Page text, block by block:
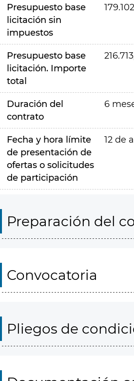
Presupuesto base
licitación sin
impuestos
Presupuesto base
licitación. Importe
total
Duración del
contrato
6
Fecha y hora límite
de presentación de
ofertas o solicitudes
de participación
12 de
Preparación del
Convocatoria
Pliegos de